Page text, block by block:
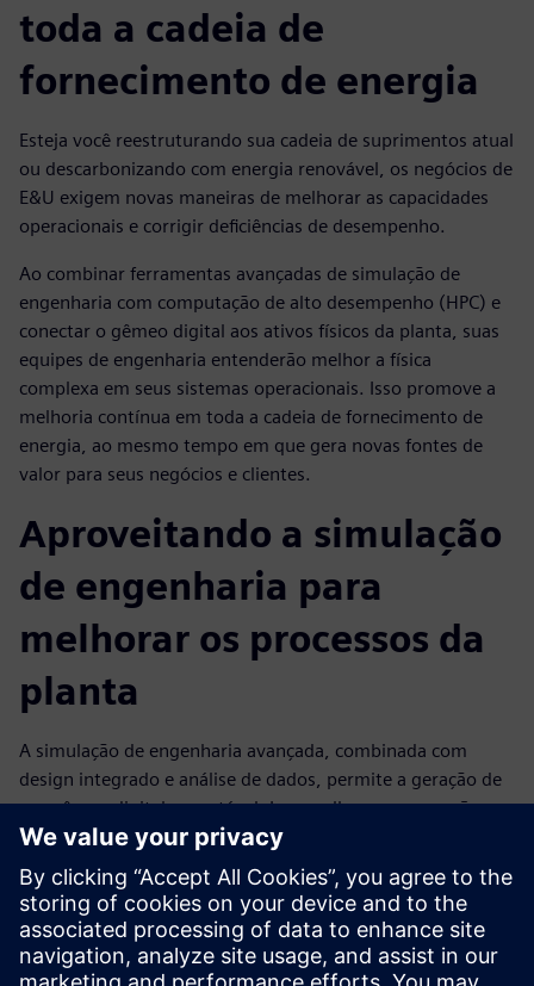
toda a cadeia de
fornecimento de energia
Esteja você reestruturando sua cadeia de suprimentos atual
ou descarbonizando com energia renovável, os negócios de
E&U exigem novas maneiras de melhorar as capacidades
operacionais e corrigir deficiências de desempenho.
Ao combinar ferramentas avançadas de simulação de
engenharia com computação de alto desempenho (HPC) e
conectar o gêmeo digital aos ativos físicos da planta, suas
equipes de engenharia entenderão melhor a física
complexa em seus sistemas operacionais. Isso promove a
melhoria contínua em toda a cadeia de fornecimento de
energia, ao mesmo tempo em que gera novas fontes de
valor para seus negócios e clientes.
Aproveitando a simulação
de engenharia para
melhorar os processos da
planta
A simulação de engenharia avançada, combinada com
design integrado e análise de dados, permite a geração de
um gêmeo digital executável. Isso melhora as operações,
ajudando sua equipe a prever e otimizar melhor o
comportamento dos sistemas de produção e processo.
Ao aproveitar a simulação de engenharia em toda a sua
empresa, você pode reduzir os custos de produção e
engenharia e, ao mesmo tempo, melhorar o desempenho